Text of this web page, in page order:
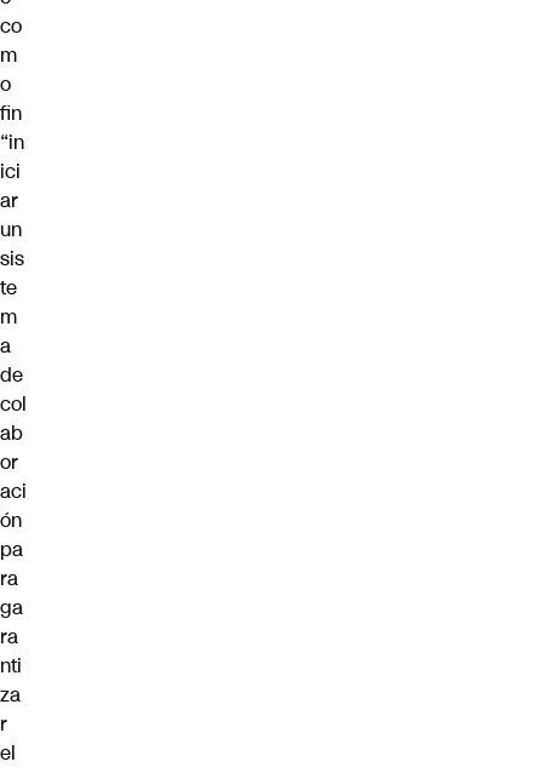
co
m
o
fin
“in
ici
ar
un
sis
te
m
a
de
col
ab
or
aci
ón
pa
ra
ga
ra
nti
za
r
el